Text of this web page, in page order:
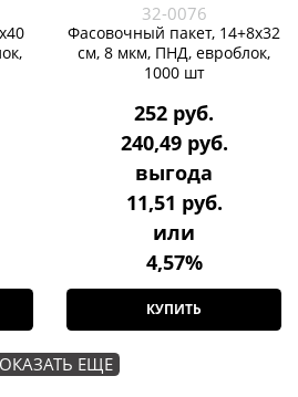
32-0076
Фасовочный пакет, 14+8х32
см, 8 мкм, ПНД, евроблок,
1000 шт
252 руб.
240,49 руб.
выгода
11,51 руб.
или
4,57%
КУПИТЬ
ЕЩЕ